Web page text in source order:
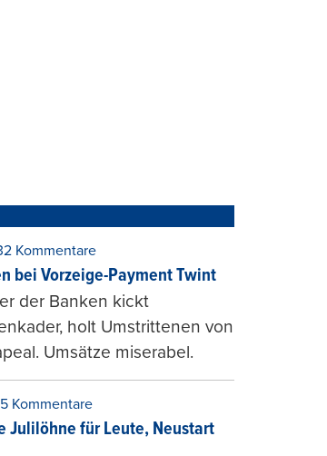
Kommentare
bei Vorzeige-Payment Twint
der Banken kickt
holt Umstrittenen von
Umsätze miserabel.
Kommentare
Julilöhne für Leute, Neustart